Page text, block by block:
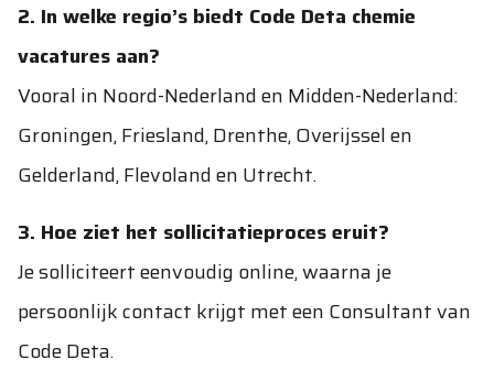
2. In welke regio’s biedt Code Deta chemie
vacatures aan?
Vooral in Noord-Nederland en Midden-Nederland:
Groningen, Friesland, Drenthe, Overijssel en
Gelderland, Flevoland en Utrecht.
3. Hoe ziet het sollicitatieproces eruit?
Je solliciteert eenvoudig online, waarna je
persoonlijk contact krijgt met een Consultant van
Code Deta.